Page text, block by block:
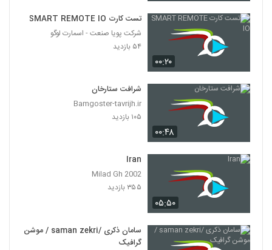
۰۰:۲۰
تست کارت SMART REMOTE IO
شرکت پویا صنعت - اسمارت لوگو
۵۴ بازدید
۰۰:۴۸
شرافت ستارخان
Bamgoster-tavrijh.ir
۱۰۵ بازدید
۰۵:۵۰
Iran
Milad Gh 2002
۳۵۵ بازدید
سامان ذکری /saman zekri / موشن
گرافیک